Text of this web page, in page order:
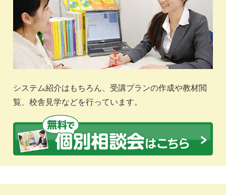
システム紹介はもちろん、受講プランの作成や教材閲
覧、校舎見学などを行っています。